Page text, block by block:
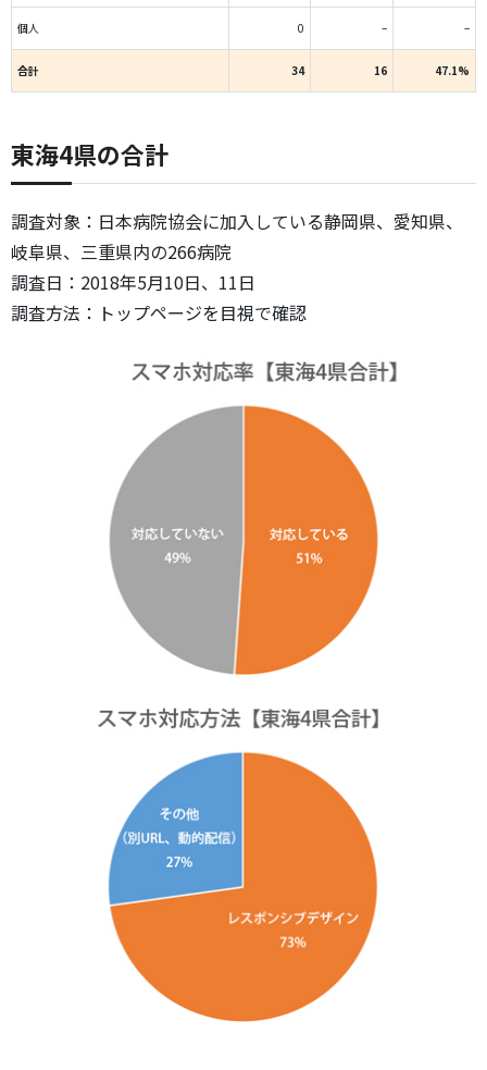
個人 0 – –
合計 34 16 47.1%
東海4県の合計
調査対象：日本病院協会に加入している静岡県、愛知県、
岐阜県、三重県内の266病院
調査日：2018年5月10日、11日
調査方法：トップページを目視で確認